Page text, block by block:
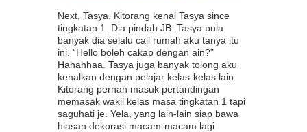
Next, Tasya. Kitorang kenal Tasya since
tingkatan 1. Dia pindah JB. Tasya pula
banyak dia selalu call rumah aku tanya itu
ini. “Hello boleh cakap dengan ain?”
Hahahhaa. Tasya juga banyak tolong aku
kenalkan dengan pelajar kelas-kelas lain.
Kitorang pernah masuk pertandingan
memasak wakil kelas masa tingkatan 1 tapi
saguhati je. Yela, yang lain-lain siap bawa
hiasan dekorasi macam-macam lagi